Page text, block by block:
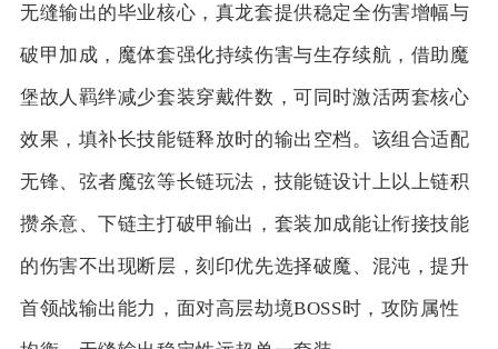
无缝输出的毕业核心，真龙套提供稳定全伤害增幅与
破甲加成，魔体套强化持续伤害与生存续航，借助魔
堡故人羁绊减少套装穿戴件数，可同时激活两套核心
效果，填补长技能链释放时的输出空档。该组合适配
无锋、弦者魔弦等长链玩法，技能链设计上以上链积
攒杀意、下链主打破甲输出，套装加成能让衔接技能
的伤害不出现断层，刻印优先选择破魔、混沌，提升
首领战输出能力，面对高层劫境BOSS时，攻防属性